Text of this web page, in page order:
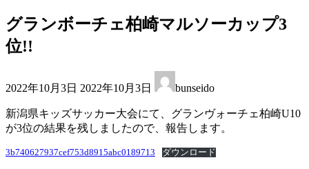
グランボーチェ柏崎マルソーカップ3
位!!
2022年10月3日 終
新
日
時
2022年10月3日 bunseido
新潟県キッズサッカー大会にて、グランヴォーチェ柏崎U10
が3位の結果を残しましたので、報告します。
3b740627937cef753d8915abc0189713 ダウンロード